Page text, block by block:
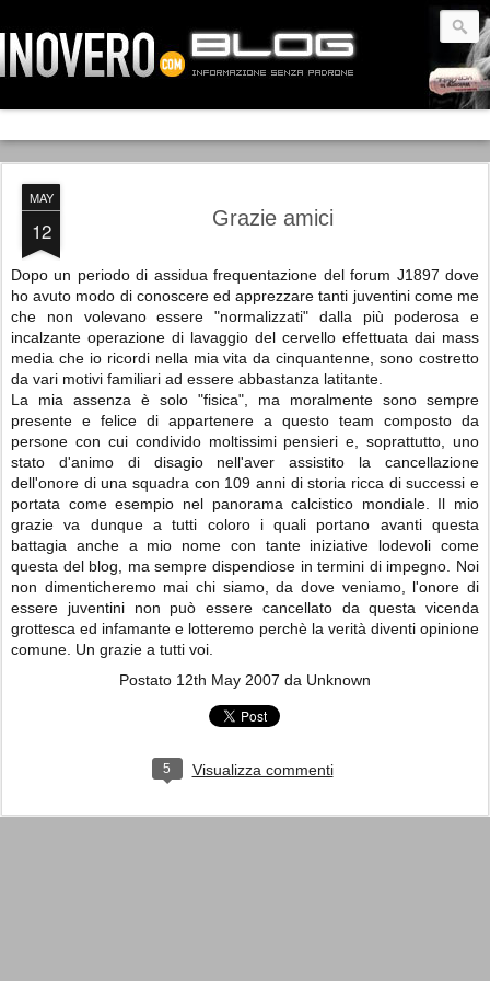
MAY
12 Grazie amici
Dopo un periodo di assidua frequentazione del forum J1897 dove
ho avuto modo di conoscere ed apprezzare tanti juventini come me
che non volevano essere "normalizzati" dalla più poderosa e
incalzante operazione di lavaggio del cervello effettuata dai mass
media che io ricordi nella mia vita da cinquantenne, sono costretto
da vari motivi familiari ad essere abbastanza latitante.
La mia assenza è solo "fisica", ma moralmente sono sempre
presente e felice di appartenere a questo team composto da
persone con cui condivido moltissimi pensieri e, soprattutto, uno
stato d'animo di disagio nell'aver assistito la cancellazione
dell'onore di una squadra con 109 anni di storia ricca di successi e
portata come esempio nel panorama calcistico mondiale. Il mio
grazie va dunque a tutti coloro i quali portano avanti questa
battagia anche a mio nome con tante iniziative lodevoli come
questa del blog, ma sempre dispendiose in termini di impegno. Noi
non dimenticheremo mai chi siamo, da dove veniamo, l'onore di
essere juventini non può essere cancellato da questa vicenda
grottesca ed infamante e lotteremo perchè la verità diventi opinione
comune. Un grazie a tutti voi.
Postato 12th May 2007 da Unknown
5 Visualizza commenti